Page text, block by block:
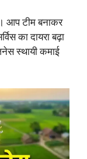
आप टीम बनाकर
का दायरा बढ़ा
स्थायी कमाई